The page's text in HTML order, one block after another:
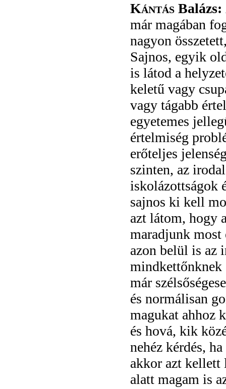
Kántás Balázs:
már magában
nagyon
Sajnos, egyik
is látod a
keletű vagy
vagy tágabb
egyetemes
értelmiség
erőteljes
szinten, az
iskolázottságok
sajnos ki kell
azt látom, hogy
maradjunk most
azon belül is az
mindkettőnknek
már
és normálisan
magukat ahhoz
és hová, kik
nehéz kérdés,
akkor azt kellett
alatt magam is